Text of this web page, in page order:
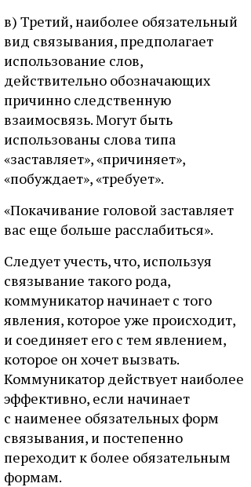
в) Третий, наиболее обязательный
вид связывания, предполагает
использование слов,
действительно обозначающих
причинно следственную
взаимосвязь. Могут быть
использованы слова типа
«заставляет», «причиняет»,
«побуждает», «требует».
«Покачивание головой заставляет
вас еще больше расслабиться».
Следует учесть, что, используя
связывание такого рода,
коммуникатор начинает с того
явления, которое уже происходит,
и соединяет его с тем явлением,
которое он хочет вызвать.
Коммуникатор действует наиболее
эффективно, если начинает
с наименее обязательных форм
связывания, и постепенно
переходит к более обязательным
формам.